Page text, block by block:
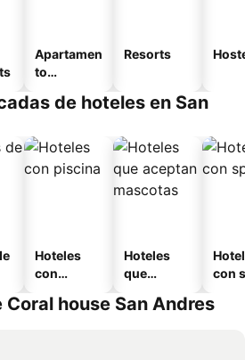
Apartamen
to
o
Resorts
de hoteles en San
Hoteles
con
Hoteles
que
mascotas
con
house San Andres